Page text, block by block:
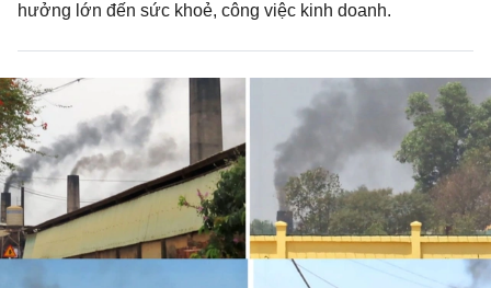
hưởng lớn đến sức khoẻ, công việc kinh doanh.